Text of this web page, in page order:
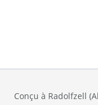
Conçu à Radolfzell